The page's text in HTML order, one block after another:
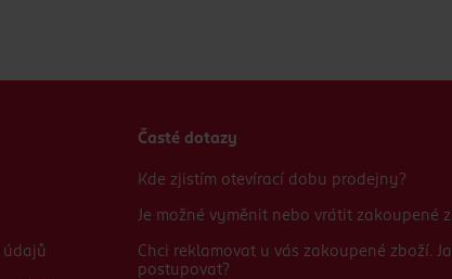
údajů
Časté dotazy
Kde zjistím otevírací dobu prodejny?
Je možné vyměnit nebo vrátit zakoupené
Chci reklamovat u vás zakoupené zboží.
postupovat?